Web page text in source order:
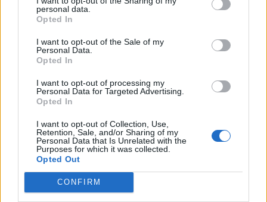
personal data.
Opted In
I want to opt-out of the Sale of my
Personal Data.
Opted In
I want to opt-out of processing my
Personal Data for Targeted Advertising.
Opted In
I want to opt-out of Collection, Use,
Retention, Sale, and/or Sharing of my
Personal Data that Is Unrelated with the
Purposes for which it was collected.
Opted Out
CONFIRM
KRÓNIKA
Majka ügyvédje a
romániai telefonszámról
érkezett fenyegetés miatt
Büntetőfeljelentést tett csütörtökön
Majka romániai jogi képviselője a
sepsiszentgyörgyi Sic Feszt fesztiválra
tervezett koncert lemondását kiváltó